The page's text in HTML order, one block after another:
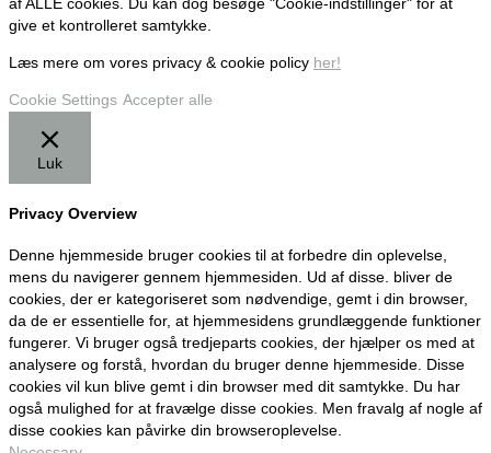
af ALLE cookies. Du kan dog besøge "Cookie-indstillinger" for at
give et kontrolleret samtykke.
Læs mere om vores privacy & cookie policy her!
Cookie Settings Accepter alle
Luk
Privacy Overview
Denne hjemmeside bruger cookies til at forbedre din oplevelse,
mens du navigerer gennem hjemmesiden. Ud af disse. bliver de
cookies, der er kategoriseret som nødvendige, gemt i din browser,
da de er essentielle for, at hjemmesidens grundlæggende funktioner
fungerer. Vi bruger også tredjeparts cookies, der hjælper os med at
analysere og forstå, hvordan du bruger denne hjemmeside. Disse
cookies vil kun blive gemt i din browser med dit samtykke. Du har
også mulighed for at fravælge disse cookies. Men fravalg af nogle af
disse cookies kan påvirke din browseroplevelse.